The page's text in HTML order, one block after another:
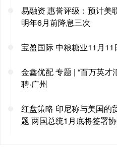
易融资 惠誉评级：预计美
明年6月前降息三次
宝盈国际 中粮糖业11月11
金鑫优配 专题 | “百万英才
聘·广州
红盘策略 印尼称与美国的
题 两国总统1月底将签署